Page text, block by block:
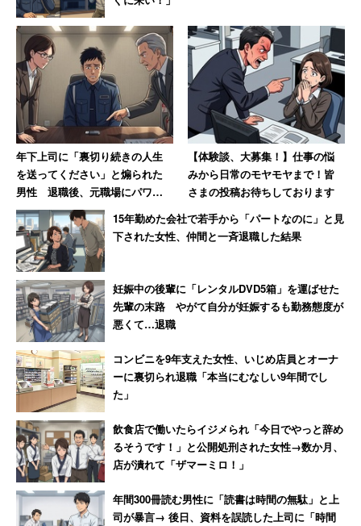
年下上司に「裏切り続きの人生
を送ってください」と煽られた
男性 退職後、元職場にパワハ
ラ証拠USBを送付した結果【後
編】
【体験談、大募集！】仕事の悩
みから日常のモヤモヤまで！皆
さまの投稿お待ちしております
15年勤めた会社で若手から「パートなのに」と見
下された女性、仲間と一斉退職した結果
妊娠中の後輩に「レンタルDVD5箱」を運ばせた
先輩の末路 やがて自分が妊娠するも勤務態度が
悪くて…退職
コンビニを9年支えた女性、いじめ店員とオーナ
ーに裏切られ退職「本当にむなしい9年間でし
た」
飲食店で働いたらイジメられ「今日でやっと辞め
るそうです！」と公開処刑された女性→数か月、
店が潰れて「ザマーミロ！」
年間300冊読む男性に「読書は時間の無駄」と上
司が暴言→ 後日、資料を誤読した上司に「時間